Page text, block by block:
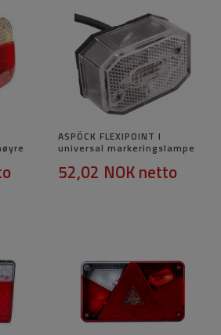
ASPÖCK FLEXIPOINT I
universal markeringslampe
52,02 NOKnetto